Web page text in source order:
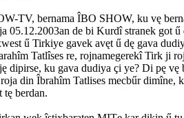
TV, bernama ÎBO SHOW, ku vę
05.12.2003an de bi Kurdî stranek got
ű Tirkiye gavek avęt ű dę gava
Tatlîses re, rojnamegerekî Tirk ji
dipirse, ku gava dudiya çi ye? Di pę vę
din Îbrahîm Tatlises mecbűr dimîne,
tę berdan.